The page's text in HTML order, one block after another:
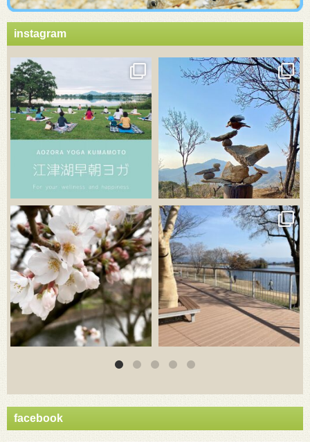
instagram
3月 20
3月 18
3月 18
facebook